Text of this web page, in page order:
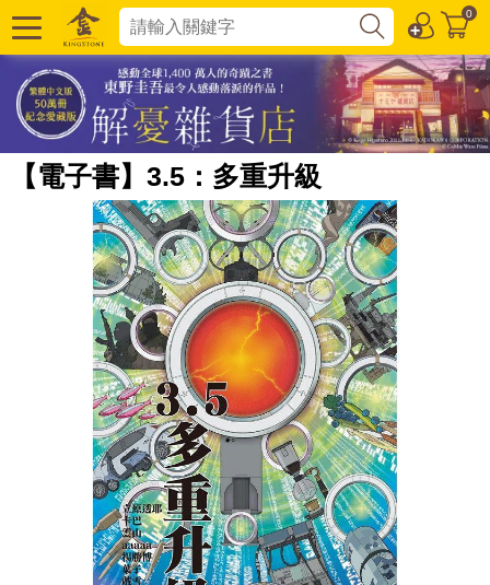
0
【電子書】3.5：多重升級